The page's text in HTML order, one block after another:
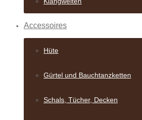
Accessoires
Hüte
Gürtel und Bauch­tanzketten
Schals, Tücher, Decken